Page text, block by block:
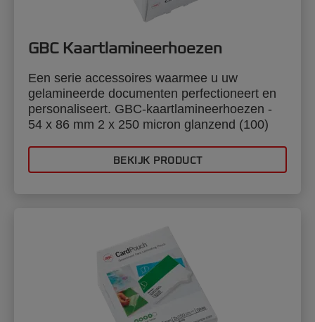
GBC Kaartlamineerhoezen
Een serie accessoires waarmee u uw
gelamineerde documenten perfectioneert en
personaliseert. GBC-kaartlamineerhoezen -
54 x 86 mm 2 x 250 micron glanzend (100)
BEKIJK PRODUCT